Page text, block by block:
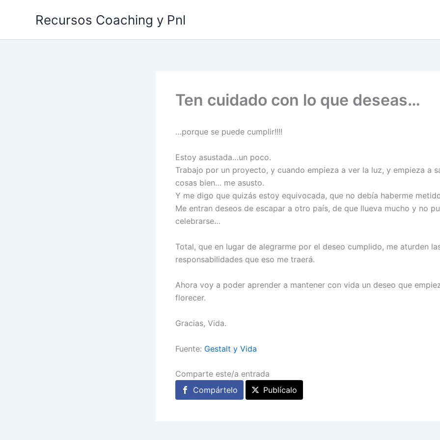
Recursos Coaching y Pnl
Ten cuidado con lo que deseas…
…porque se puede cumplir!!!!
Estoy asustada…un poco.
Trabajo por un proyecto, y cuando empieza a ver la luz, y empieza a
cosas bien… me asusto.
Y me digo que quizás estoy equivocada, que no debía haberme
Me entran deseos de escapar a otro país, de que llueva mucho y no
celebrarse…
Total, que en lugar de alegrarme por el deseo cumplido, me aturden
responsabilidades que eso me traerá.
Ahora voy a poder aprender a mantener con vida un deseo que
florecer.
Gracias, Vida.
Fuente: Gestalt y Vida
Comparte este/a entrada
Compártelo
Publícalo